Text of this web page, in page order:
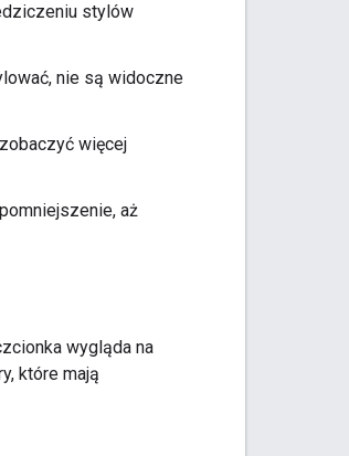
stylów
nie są widoczne
więcej
aż
wygląda na
które mają